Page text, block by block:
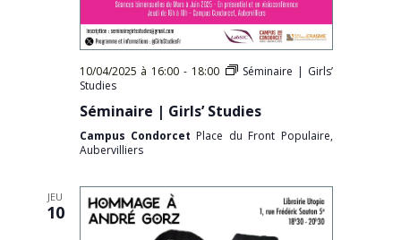
10/04/2025 à 16:00 - 18:00
Séminaire | Girls’
Studies
Séminaire | Girls’ Studies
Campus Condorcet Place du Front Populaire,
Aubervilliers
JEU
10